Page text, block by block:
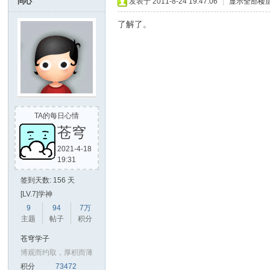
TA的每日心情
苍穹
2021-4-18
19:31
签到天数: 156 天
[LV.7]学神
9
主题
94
帖子
7万
积分
苍穹学子
博观而约取，厚积而薄
积分
73472
了解了。